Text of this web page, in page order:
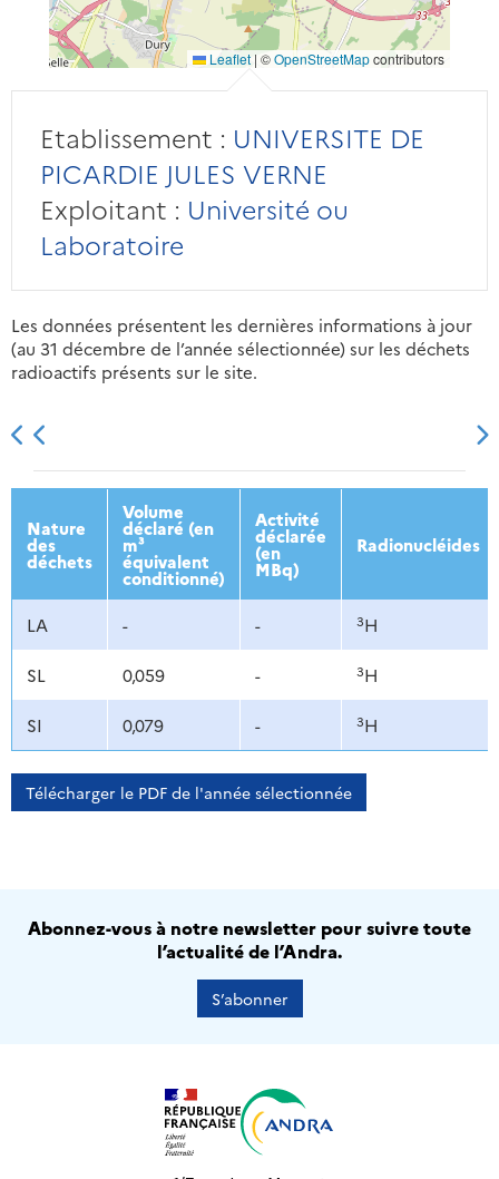
Leaflet | ©OpenStreetMapcontributors
Etablissement : UNIVERSITE DE
PICARDIE JULES VERNE
Exploitant : Université ou
Laboratoire
Les données présentent les dernières informations à jour
(au 31 décembre de l’année sélectionnée) sur les déchets
radioactifs présents sur le site.
2013 2014 2015 2016
Nature
des
déchets
Volume
déclaré (en
m³
équivalent
conditionné)
Activité
déclarée
(en
MBq)
Radionucléides
LA - - 3H
SL 0,059 - 3H
SI 0,079 - 3H
Télécharger le PDF de l'année sélectionnée
Abonnez-vous à notre newsletter pour suivre toute
l’actualité de l’Andra.
S’abonner